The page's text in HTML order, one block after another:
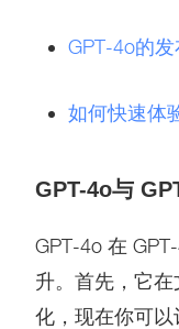
GPT-4o的
如何快速体
GPT-4o与
GPT-4o 在
升。首先，它
化，现在你可以